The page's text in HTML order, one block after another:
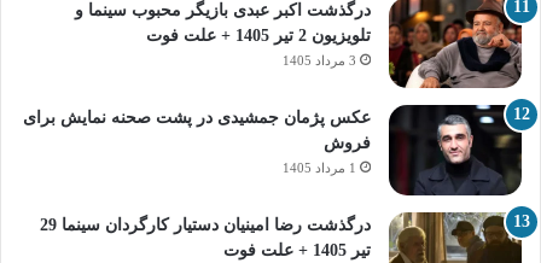
درگذشت اکبر عبدی بازیگر محبوب سینما و
تلویزیون 2 تیر 1405 + علت فوت
3 مرداد 1405
عکس پژمان جمشیدی در پشت صحنه نمایش برای
فروش
1 مرداد 1405
درگذشت رضا امینیان دستیار کارگردان سینما 29
تیر 1405 + علت فوت